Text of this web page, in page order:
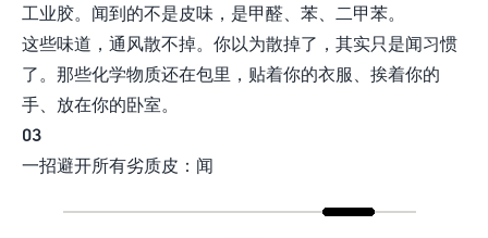
工业胶。闻到的不是皮味，是甲醛、苯、二甲苯。
这些味道，通风散不掉。你以为散掉了，其实只是闻习惯
了。那些化学物质还在包里，贴着你的衣服、挨着你的
手、放在你的卧室。
03
一招避开所有劣质皮：闻